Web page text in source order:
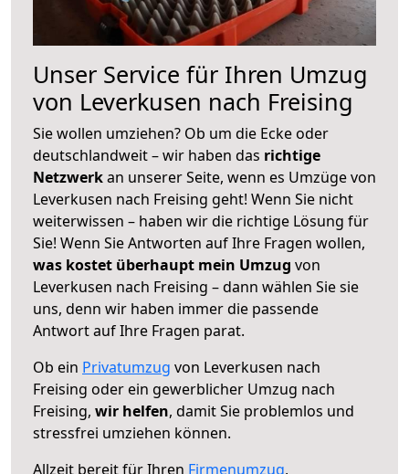
Unser Service für Ihren Umzug
von Leverkusen nach Freising
Sie wollen umziehen? Ob um die Ecke oder
deutschlandweit – wir haben das richtige
Netzwerkan unserer Seite, wenn es Umzüge von
Leverkusen nach Freising geht! Wenn Sie nicht
weiterwissen – haben wir die richtige Lösung für
Sie! Wenn Sie Antworten auf Ihre Fragen wollen,
was kostet überhaupt mein Umzug von
Leverkusen nach Freising – dann wählen Sie sie
uns, denn wir haben immer die passende
Antwort auf Ihre Fragen parat.
Ob ein Privatumzug von Leverkusen nach
Freising oder ein gewerblicher Umzug nach
Freising, wir helfen, damit Sie problemlos und
stressfrei umziehen können.
Allzeit bereit für Ihren Firmenumzug,